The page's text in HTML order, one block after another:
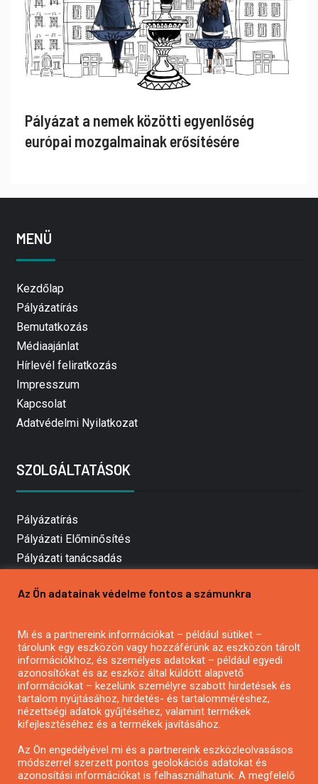
Pályázat a nemek közötti egyenlőség
európai mozgalmainak erősítésére
MENÜ
Kezdőlap
Pályázatírás
Bemutatkozás
Médiaajánlat
Hírlevél feliratkozás
Impresszum
Kapcsolat
Adatvédelmi Nyilatkozat
SZOLGÁLTATÁSOK
Pályázatírás
Pályázati Előminősítés
Pályázati tanácsadás
Mezőgazdasági pályázatírás
Pályázatírás civil szervezeteknek
Pályázatírás önkormányzatoknak
Pályázatfigyelés
Specifikus pályázatfigyelés vagy hírlevél
Az Ön adatainak védelme fontos a számunkra
Mi és a partnereink információkat – például sütiket –
tárolunk egy eszközön vagy hozzáférünk az eszközön tárolt
információkhoz, és személyes adatokat – például egyedi
azonosítókat és az eszköz által küldött alapvető
információkat – kezelünk személyre szabott hirdetések és
tartalom nyújtásához, hirdetés- és tartalomméréshez,
nézettségi adatok gyűjtéséhez, valamint termékek
kifejlesztéséhez és a termékek javításához.
Az Ön engedélyével mi és a partnereink eszközleolvasásos
módszerrel szerzett pontos geolokációs adatokat és
azonosítási információkat is felhasználhatunk. A megfelelő